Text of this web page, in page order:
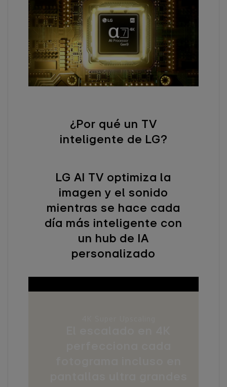
¿Por qué un TV
inteligente de LG?
LG AI TV optimiza la
imagen y el sonido
mientras se hace cada
día más inteligente con
un hub de IA
personalizado